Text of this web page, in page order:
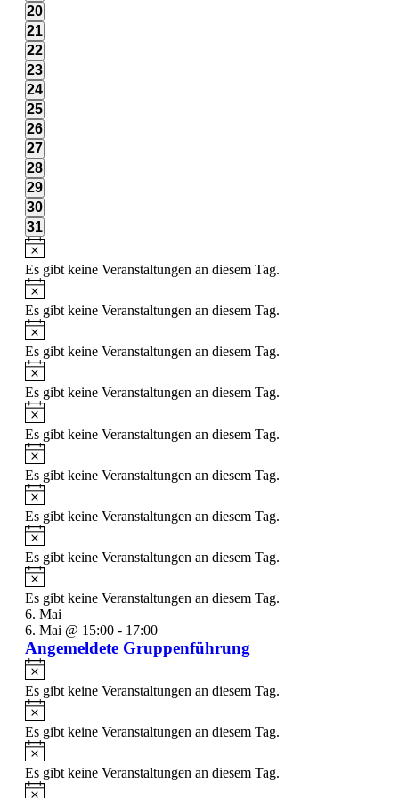
Veranstaltungen,
0
Veranstaltungen,
20
0
Veranstaltungen,
21
0
Veranstaltungen,
22
0
Veranstaltungen,
23
0
Veranstaltungen,
24
0
Veranstaltungen,
25
0
Veranstaltungen,
26
0
Veranstaltungen,
27
0
Veranstaltungen,
28
0
Veranstaltungen,
29
0
Veranstaltungen,
30
0
Veranstaltungen,
31
Es gibt keine Veranstaltungen an diesem Tag.
Es gibt keine Veranstaltungen an diesem Tag.
Es gibt keine Veranstaltungen an diesem Tag.
Es gibt keine Veranstaltungen an diesem Tag.
Es gibt keine Veranstaltungen an diesem Tag.
Es gibt keine Veranstaltungen an diesem Tag.
Es gibt keine Veranstaltungen an diesem Tag.
Es gibt keine Veranstaltungen an diesem Tag.
Es gibt keine Veranstaltungen an diesem Tag.
6. Mai
6. Mai @ 15:00- 17:00
Angemeldete Gruppenführung
Es gibt keine Veranstaltungen an diesem Tag.
Es gibt keine Veranstaltungen an diesem Tag.
Es gibt keine Veranstaltungen an diesem Tag.